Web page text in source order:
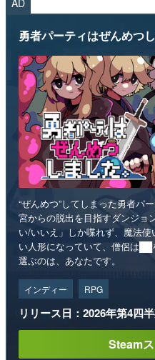
勇者パーティはぜんめつし
“ぜんめつ”してしまった勇者パ
宮からの脱出を目指すダンジョ
い/いいえ」しか喋れず、魔法
い人形になっていて、僧侶は
選ぶのは、あなたです。
インディー RPG
リリース日：2026年第4四
Steam